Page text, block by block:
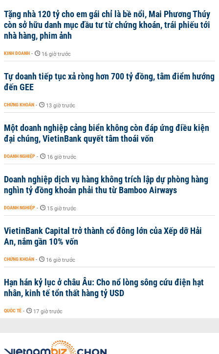
Tặng nhà 120 tỷ cho em gái chỉ là bề nổi, Mai Phương Thúy
còn sở hữu danh mục đầu tư từ chứng khoán, trái phiếu tới
nhà hàng, phim ảnh
KINH DOANH - 16 giờ trước
Tự doanh tiếp tục xả ròng hơn 700 tỷ đồng, tâm điểm hướng
đến GEE
CHỨNG KHOÁN - 13 giờ trước
Một doanh nghiệp cảng biển không còn đáp ứng điều kiện
đại chúng, VietinBank quyết tâm thoái vốn
DOANH NGHIỆP - 16 giờ trước
Doanh nghiệp dịch vụ hàng không trích lập dự phòng hàng
nghìn tỷ đồng khoản phải thu từ Bamboo Airways
DOANH NGHIỆP - 15 giờ trước
VietinBank Capital trở thành cổ đông lớn của Xếp dỡ Hải
An, nắm gần 10% vốn
CHỨNG KHOÁN - 16 giờ trước
Hạn hán kỷ lục ở châu Âu: Cho nổ lòng sông cứu điện hạt
nhân, kinh tế tổn thất hàng tỷ USD
QUỐC TẾ - 17 giờ trước